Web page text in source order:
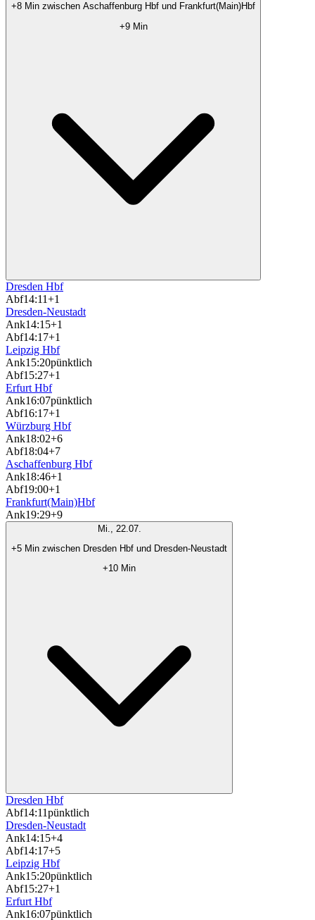
+8 Min zwischen Aschaffenburg Hbf und Frankfurt(Main)Hbf
+9 Min
Dresden Hbf
Abf14:11+1
Dresden-Neustadt
Ank14:15+1
Abf14:17+1
Leipzig Hbf
Ank15:20pünktlich
Abf15:27+1
Erfurt Hbf
Ank16:07pünktlich
Abf16:17+1
Würzburg Hbf
Ank18:02+6
Abf18:04+7
Aschaffenburg Hbf
Ank18:46+1
Abf19:00+1
Frankfurt(Main)Hbf
Ank19:29+9
Mi., 22.07.
+5 Min zwischen Dresden Hbf und Dresden-Neustadt
+10 Min
Dresden Hbf
Abf14:11pünktlich
Dresden-Neustadt
Ank14:15+4
Abf14:17+5
Leipzig Hbf
Ank15:20pünktlich
Abf15:27+1
Erfurt Hbf
Ank16:07pünktlich